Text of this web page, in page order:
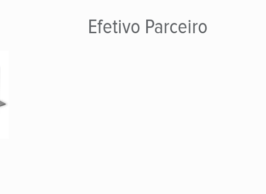
Efetivo Parceiro